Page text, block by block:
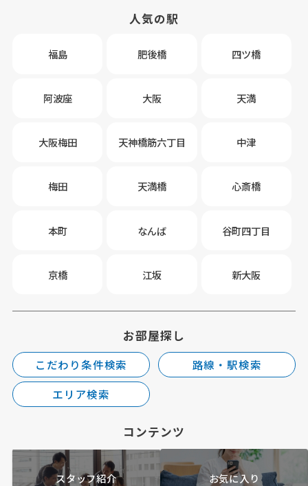
人気の駅
福島 肥後橋 四ツ橋
阿波座 大阪 天満
大阪梅田 天神橋筋六丁目 中津
梅田 天満橋 心斎橋
本町 なんば 谷町四丁目
京橋 江坂 新大阪
お部屋探し
こだわり条件検索
路線・駅検索
エリア検索
コンテンツ
スタッフ紹介 お気に入り